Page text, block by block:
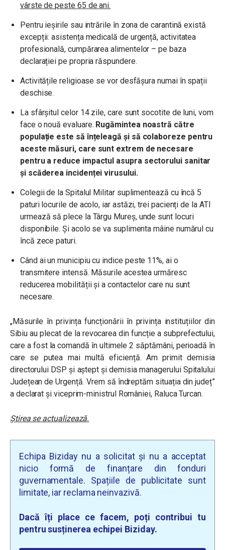
vârste de peste 65 de ani.
Pentru ieșirile sau intrările în zona de carantină există
excepții: asistența medicală de urgență, activitatea
profesională, cumpărarea alimentelor – pe baza
declarației pe propria răspundere.
Activitățile religioase se vor desfășura numai în spații
deschise.
La sfârșitul celor 14 zile, care sunt socotite de luni, vom
face o nouă evaluare. Rugămintea noastră către
populație este să înțeleagă și să colaboreze pentru
aceste măsuri, care sunt extrem de necesare
pentru a reduce impactul asupra sectorului sanitar
și scăderea incidenței virusului.
Colegii de la Spitalul Militar suplimentează cu încă 5
paturi locurile de acolo, iar astăzi, trei pacienți de la ATI
urmează să plece la Târgu Mureș, unde sunt locuri
disponibile. Și acolo se va suplimenta mâine numărul cu
încă zece paturi.
Când ai un municipiu cu indice peste 11%, ai o
transmitere intensă. Măsurile acestea urmăresc
reducerea mobilității și a contactelor care nu sunt
necesare.
„Măsurile în privința funcționării în privința instituțiilor din
Sibiu au plecat de la revocarea din funcție a subprefectului,
care a fost la comandă în ultimele 2 săptămâni, perioadă în
care se putea mai multă eficiență. Am primit demisia
directorului DSP și aștept și demisia managerului Spitalului
Județean de Urgență. Vrem să îndreptăm situația din județ”
a declarat și viceprim-ministrul României, Raluca Turcan.
Știrea se actualizează.
Echipa Biziday nu a solicitat și nu a acceptat
nicio formă de finanțare din fonduri
guvernamentale. Spațiile de publicitate sunt
limitate, iar reclama neinvazivă.
Dacă îți place ce facem, poți contribui tu
pentru susținerea echipei Biziday.